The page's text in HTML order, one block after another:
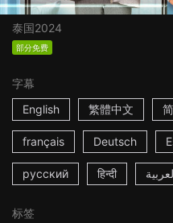
泰国2024
部分免费
字幕
English
繁體中文
français Deutsch
русский हिन्दी
标签